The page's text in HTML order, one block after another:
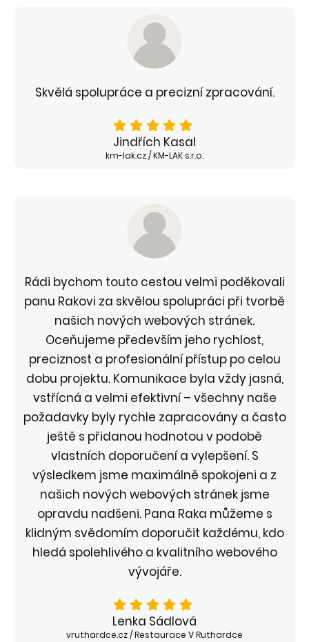
Skvělá spolupráce a precizní zpracování.
Jindřích Kasal
km-lak.cz / KM-LAK s.r.o.
Rádi bychom touto cestou velmi poděkovali
panu Rakovi za skvělou spolupráci při tvorbě
našich nových webových stránek.
Oceňujeme především jeho rychlost,
preciznost a profesionální přístup po celou
dobu projektu. Komunikace byla vždy jasná,
vstřícná a velmi efektivní – všechny naše
požadavky byly rychle zapracovány a často
ještě s přidanou hodnotou v podobě
vlastních doporučení a vylepšení. S
výsledkem jsme maximálně spokojeni a z
našich nových webových stránek jsme
opravdu nadšeni. Pana Raka můžeme s
klidným svědomím doporučit každému, kdo
hledá spolehlivého a kvalitního webového
vývojáře.
Lenka Sádlová
vruthardce.cz / Restaurace V Ruthardce